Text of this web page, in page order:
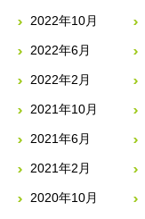
2022年10月
2022年6月
2022年2月
2021年10月
2021年6月
2021年2月
2020年10月